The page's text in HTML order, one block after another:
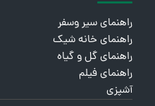
راهنمای سیر وسفر
راهنمای خانه شیک
راهنمای گل و گیاه
راهنمای فیلم
آشپزی